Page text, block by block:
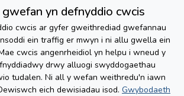
gwefan yn defnyddio cwcis
cwcis ar gyfer gweithrediad gwefannau
ein traffig er mwyn i ni allu gwella ein
cwcis angenrheidiol yn helpu i wneud y
drwy alluogi swyddogaethau
tudalen. Ni all y wefan weithredu'n iawn
eich dewisiadau isod. Gwybodaeth